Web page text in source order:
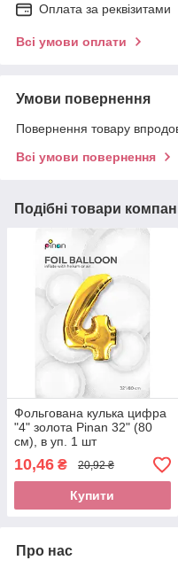
Оплата за реквізитами
Всі умови оплати
Умови повернення
Повернення товару
Всі умови повернення
Подібні товари
Фольгована кулька цифра
"4" золота Pinan 32" (80
см), в уп. 1 шт
10,46 ₴ 20,92 ₴
Купити
Про нас